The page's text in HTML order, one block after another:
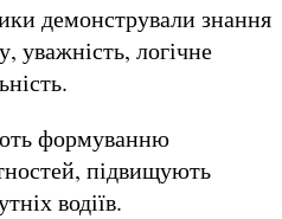
демонстрували знання
уважність, логічне
формуванню
підвищують
водіїв.